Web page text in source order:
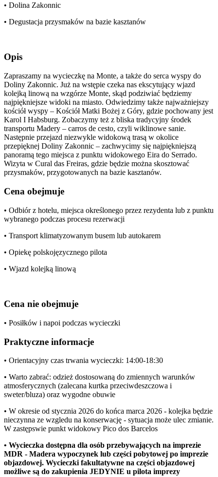
• Dolina Zakonnic
• Degustacja przysmaków na bazie kasztanów
Opis
Zapraszamy na wycieczkę na Monte, a także do serca wyspy do
Doliny Zakonnic. Już na wstępie czeka nas ekscytujący wjazd
kolejką linową na wzgórze Monte, skąd podziwiać będziemy
najpiękniejsze widoki na miasto. Odwiedzimy także najważniejszy
kościół wyspy – Kościół Matki Bożej z Góry, gdzie pochowany jest
Karol I Habsburg. Zobaczymy też z bliska tradycyjny środek
transportu Madery – carros de cesto, czyli wiklinowe sanie.
Następnie przejazd niezwykle widokową trasą w okolice
przepięknej Doliny Zakonnic – zachwycimy się najpiękniejszą
panoramą tego miejsca z punktu widokowego Eira do Serrado.
Wizyta w Cural das Freiras, gdzie będzie można skosztować
przysmaków, przygotowanych na bazie kasztanów.
Cena obejmuje
• Odbiór z hotelu, miejsca określonego przez rezydenta lub z punktu
wybranego podczas procesu rezerwacji
• Transport klimatyzowanym busem lub autokarem
• Opiekę polskojęzycznego pilota
• Wjazd kolejką linową
Cena nie obejmuje
• Posiłków i napoi podczas wycieczki
Praktyczne informacje
• Orientacyjny czas trwania wycieczki: 14:00-18:30
• Warto zabrać: odzież dostosowaną do zmiennych warunków
atmosferycznych (zalecana kurtka przeciwdeszczowa i
sweter/bluza) oraz wygodne obuwie
• W okresie od stycznia 2026 do końca marca 2026 - kolejka będzie
nieczynna ze wzgledu na konserwację - sytuacja może ulec zmianie.
W zastępswie punkt widokowy Pico dos Barcelos
• Wycieczka dostępna dla osób przebywających na imprezie
MDR - Madera wypoczynek lub części pobytowej po imprezie
objazdowej. Wycieczki fakultatywne na części objazdowej
możliwe są do zakupienia JEDYNIE u pilota imprezy